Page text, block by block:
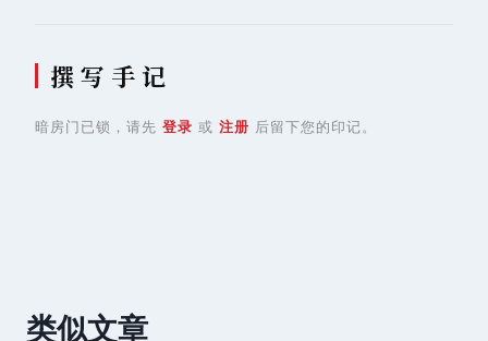
撰 写 手 记
暗房门已锁，请先 登录 或 注册 后留下您的印记。
类似文章